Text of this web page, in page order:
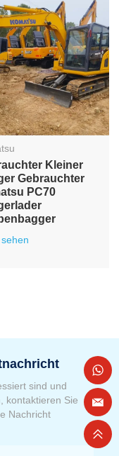
Gebrauchter
PC350-
Gebrauchter
Bagger
sind und
kontaktieren Sie
Nachricht